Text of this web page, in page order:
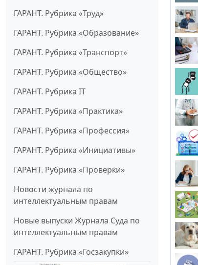
ГАРАНТ. Рубрика «Труд»
ГАРАНТ. Рубрика «Образование»
ГАРАНТ. Рубрика «Транспорт»
ГАРАНТ. Рубрика «Общество»
ГАРАНТ. Рубрика IT
ГАРАНТ. Рубрика «Практика»
ГАРАНТ. Рубрика «Профессия»
ГАРАНТ. Рубрика «Инициативы»
ГАРАНТ. Рубрика «Проверки»
Новости журнала по
интеллектуальным правам
Новые выпуски Журнала Суда по
интеллектуальным правам
ГАРАНТ. Рубрика «Госзакупки»